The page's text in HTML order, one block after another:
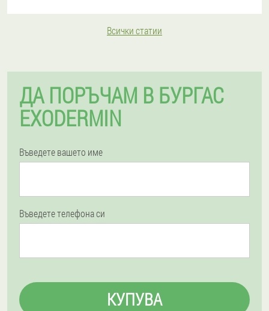
Всички статии
ДА ПОРЪЧАМ В БУРГАС
EXODERMIN
Въведете вашето име
Въведете телефона си
КУПУВА